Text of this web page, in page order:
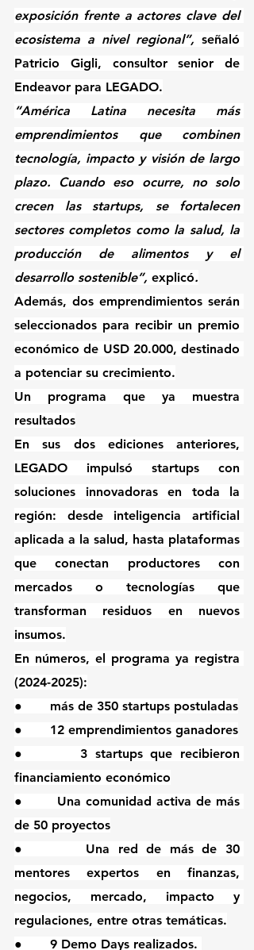
exposición frente a actores clave del
ecosistema a nivel regional”, señaló
Patricio Gigli, consultor senior de
Endeavor para LEGADO.
“América Latina necesita más
emprendimientos que combinen
tecnología, impacto y visión de largo
plazo. Cuando eso ocurre, no solo
crecen las startups, se fortalecen
sectores completos como la salud, la
producción de alimentos y el
desarrollo sostenible”, explicó.
Además, dos emprendimientos serán
seleccionados para recibir un premio
económico de USD 20.000, destinado
a potenciar su crecimiento.
Un programa que ya muestra
resultados
En sus dos ediciones anteriores,
LEGADO impulsó startups con
soluciones innovadoras en toda la
región: desde inteligencia artificial
aplicada a la salud, hasta plataformas
que conectan productores con
mercados o tecnologías que
transforman residuos en nuevos
insumos.
En números, el programa ya registra
(2024-2025):
●       más de 350 startups postuladas
●       12 emprendimientos ganadores
●       3 startups que recibieron
financiamiento económico
●       Una comunidad activa de más
de 50 proyectos
●       Una red de más de 30
mentores expertos en finanzas,
negocios, mercado, impacto y
regulaciones, entre otras temáticas.
●       9 Demo Days realizados.